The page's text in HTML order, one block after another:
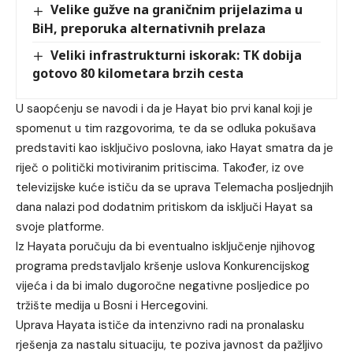
Velike gužve na graničnim prijelazima u
BiH, preporuka alternativnih prelaza
Veliki infrastrukturni iskorak: TK dobija
gotovo 80 kilometara brzih cesta
U saopćenju se navodi i da je Hayat bio prvi kanal koji je
spomenut u tim razgovorima, te da se odluka pokušava
predstaviti kao isključivo poslovna, iako Hayat smatra da je
riječ o politički motiviranim pritiscima. Također, iz ove
televizijske kuće ističu da se uprava Telemacha posljednjih
dana nalazi pod dodatnim pritiskom da isključi Hayat sa
svoje platforme.
Iz Hayata poručuju da bi eventualno isključenje njihovog
programa predstavljalo kršenje uslova Konkurencijskog
vijeća i da bi imalo dugoročne negativne posljedice po
tržište medija u Bosni i Hercegovini.
Uprava Hayata ističe da intenzivno radi na pronalasku
rješenja za nastalu situaciju, te poziva javnost da pažljivo